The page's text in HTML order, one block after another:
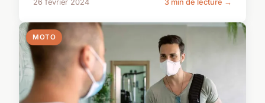
26 février 2024 3 min de lecture →
MOTO